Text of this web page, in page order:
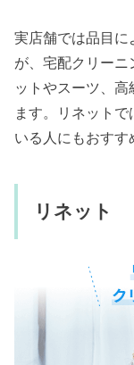
実店舗では品目に
が、宅配クリー
ットやスーツ、
ます。リネット
いる人にもおすす
リネット